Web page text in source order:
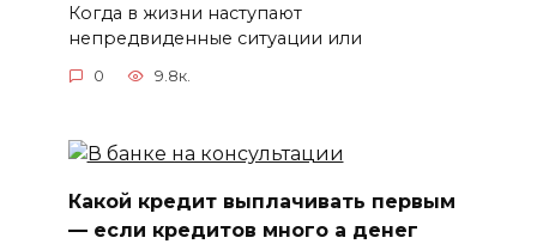
Когда в жизни наступают
непредвиденные ситуации или
0 9.8к.
Какой кредит выплачивать первым
— если кредитов много а денег